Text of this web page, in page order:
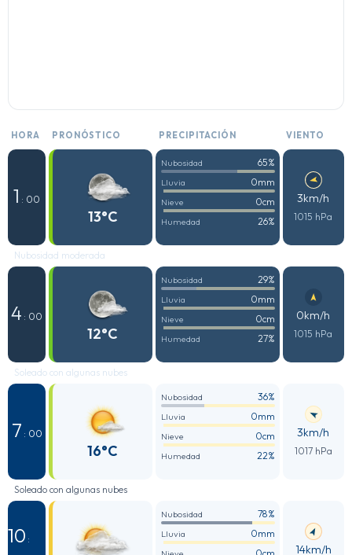
HORA PRONÓSTICO PRECIPITACIÓN VIENTO
1 : 00
13°C
Nubosidad 65%
Lluvia 0mm
Nieve 0cm
Humedad 26%
3km/h
1015 hPa
Nubosidad moderada
4 : 00
12°C
Nubosidad 29%
Lluvia 0mm
Nieve 0cm
Humedad 27%
0km/h
1015 hPa
Soleado con algunas nubes
7 : 00
16°C
Nubosidad 36%
Lluvia 0mm
Nieve 0cm
Humedad 22%
3km/h
1017 hPa
Soleado con algunas nubes
10 :
Nubosidad 78%
Lluvia 0mm
14km/h